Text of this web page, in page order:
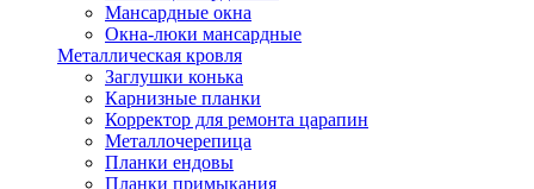
Мансардные окна
Окна-люки мансардные
Металлическая кровля
Заглушки конька
Карнизные планки
Корректор для ремонта царапин
Металлочерепица
Планки ендовы
Планки примыкания